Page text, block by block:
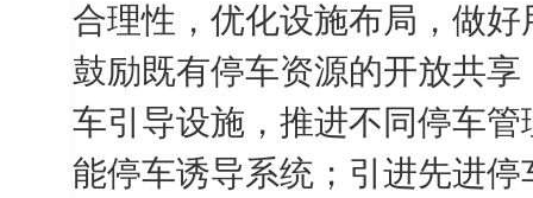
合理性，优化设施布局，做
鼓励既有停车资源的开放共
车引导设施，推进不同停车
能停车诱导系统；引进先进